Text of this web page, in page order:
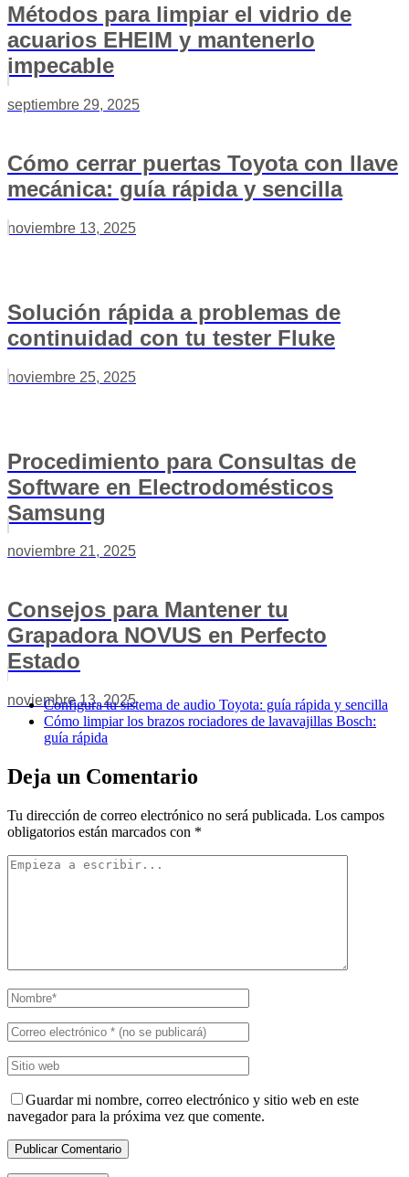
Métodos para limpiar el vidrio de
acuarios EHEIM y mantenerlo
impecable
septiembre 29, 2025
Cómo cerrar puertas Toyota con llave
mecánica: guía rápida y sencilla
noviembre 13, 2025
Solución rápida a problemas de
continuidad con tu tester Fluke
noviembre 25, 2025
Procedimiento para Consultas de
Software en Electrodomésticos
Samsung
noviembre 21, 2025
Consejos para Mantener tu
Grapadora NOVUS en Perfecto
Estado
noviembre 13, 2025
Configura tu sistema de audio Toyota: guía rápida y sencilla
Cómo limpiar los brazos rociadores de lavavajillas Bosch:
guía rápida
Deja un Comentario
Tu dirección de correo electrónico no será publicada. Los campos
obligatorios están marcados con *
Guardar mi nombre, correo electrónico y sitio web en este
navegador para la próxima vez que comente.